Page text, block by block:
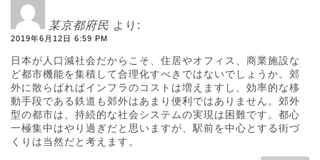
某京都府民 より:
2019年6月12日 6:59 PM
日本が人口減社会だからこそ、住居やオフィス、商業施設な
ど都市機能を集積して合理化すべきではないでしょうか。郊
外に散らばればインフラのコストは増えますし、効率的な移
動手段である鉄道も郊外はあまり便利ではありません。郊外
型の都市は、持続的な社会システムの実現は困難です。都心
一極集中はやり過ぎだと思いますが、駅前を中心とする街づ
くりは当然だと考えます。